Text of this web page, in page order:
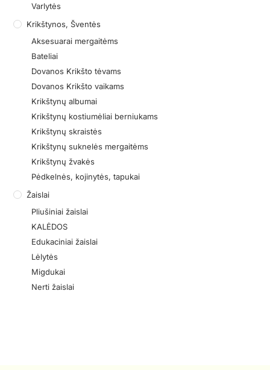
Varlytės
Krikštynos, Šventės
Aksesuarai mergaitėms
Bateliai
Dovanos Krikšto tėvams
Dovanos Krikšto vaikams
Krikštynų albumai
Krikštynų kostiumėliai berniukams
Krikštynų skraistės
Krikštynų suknelės mergaitėms
Krikštynų žvakės
Pėdkelnės, kojinytės, tapukai
Žaislai
Pliušiniai žaislai
KALĖDOS
Edukaciniai žaislai
Lėlytės
Migdukai
Nerti žaislai